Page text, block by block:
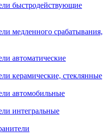
быстродействующие
медленного срабатывания,
автоматические
керамические, стеклянные
автомобильные
интегральные